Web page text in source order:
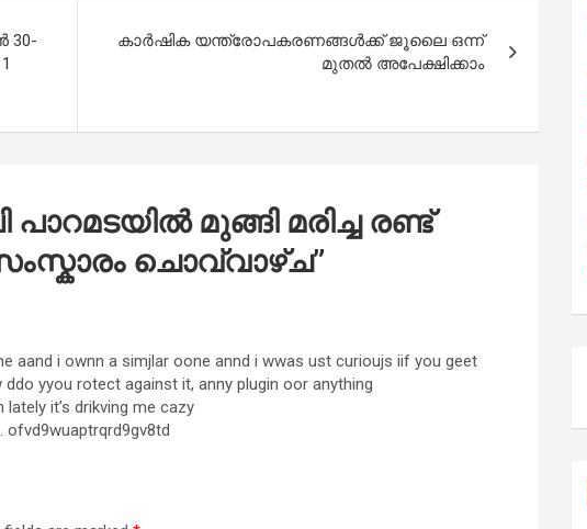
കാര്‍ഷിക യന്ത്രോപകരണങ്ങള്‍ക്ക് ജൂലൈ ഒന്ന്
മുതല്‍ അപേക്ഷിക്കാം
മുങ്ങി മരിച്ച രണ്ട്
ചൊവ്വാഴ്ച”
aand i ownn a simjlar oone annd i wwas ust curioujs iif you geet
yyou rotect against it, anny plugin oor anything
it’s drikving me cazy
ofvd9wuaptrqrd9gv8td